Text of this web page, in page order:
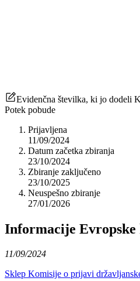
Evidenčna številka, ki jo dodeli
Potek pobude
Prijavljena
11/09/2024
Datum začetka zbiranja
23/10/2024
Zbiranje zaključeno
23/10/2025
Neuspešno zbiranje
27/01/2026
Informacije Evropske
11/09/2024
Sklep Komisije o prijavi